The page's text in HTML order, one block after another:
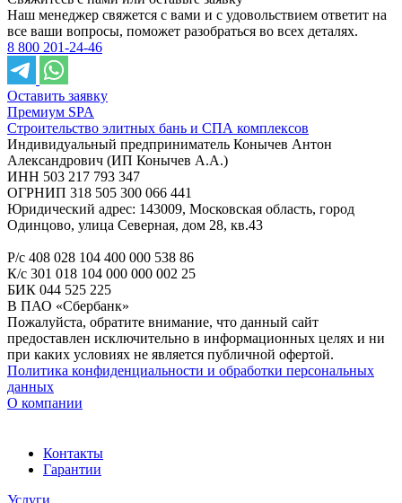
Наш менеджер свяжется с вами и с удовольствием ответит на
все ваши вопросы, поможет разобраться во всех деталях.
8 800 201-24-46
Оставить заявку
Премиум SPA
Строительство элитных бань и СПА комплексов
Индивидуальный предприниматель Конычев Антон
Александрович (ИП Конычев А.А.)
ИНН 503 217 793 347
ОГРНИП 318 505 300 066 441
Юридический адрес: 143009, Московская область, город
Одинцово, улица Северная, дом 28, кв.43
Р/с 408 028 104 400 000 538 86
К/с 301 018 104 000 000 002 25
БИК 044 525 225
В ПАО «Сбербанк»
Пожалуйста, обратите внимание, что данный сайт
предоставлен исключительно в информационных целях и ни
при каких условиях не является публичной офертой.
Политика конфиденциальности и обработки персональных
данных
О компании
Контакты
Гарантии
Услуги